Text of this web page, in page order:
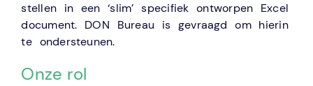
stellen in een ‘slim’ specifiek ontworpen Excel
document. DON Bureau is gevraagd om hierin
te ondersteunen.
Onze rol